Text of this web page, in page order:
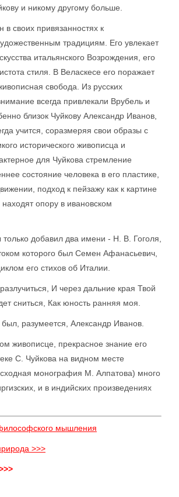
и никому другому больше.
в своих привязанностях к
традициям. Его увлекает
итальянского Возрождения, его
стиля. В Веласкесе его поражает
свобода. Из русских
всегда привлекали Врубель и
близок Чуйкову Александр Иванов,
учится, соразмеряя свои образы с
исторического живописца и
для Чуйкова стремление
состояние человека в его пластике,
подход к пейзажу как к картине
опору в ивановском
только добавил два имени - Н. В. Гоголя,
которого был Семен Афанасьевич,
его стихов об Италии.
И через дальние края Твой
сниться, Как юность ранняя моя.
разумеется, Александр Иванов.
живописце, прекрасное знание его
С. Чуйкова на видном месте
монография М. Алпатова) много
и в индийских произведениях
мышления
>>>